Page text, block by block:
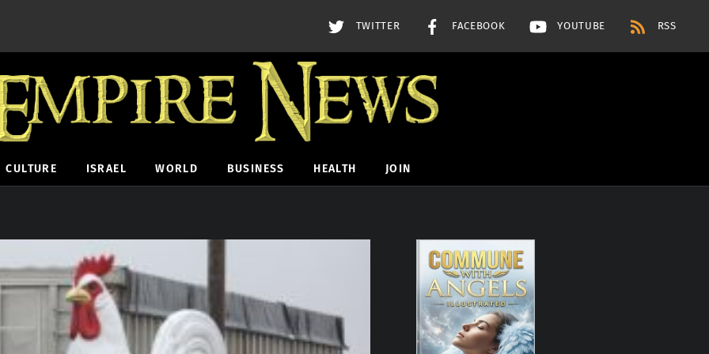
TWITTER FACEBOOK YOUTUBE RSS
CULTURE ISRAEL WORLD BUSINESS HEALTH JOIN